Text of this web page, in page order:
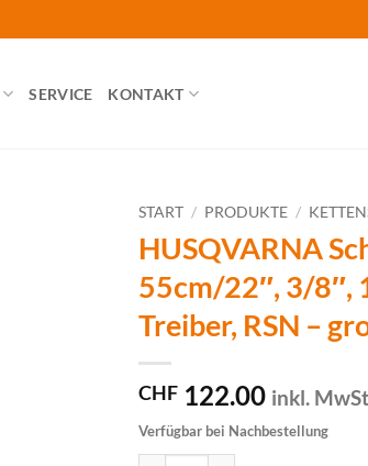
SERVICE KONTAKT
START / PRODUKTE /
HUSQVARNA
55cm/22″, 3/8″,
Treiber, RSN –
CHF 122.00 inkl. MwSt
Verfügbar bei Nachbestellung